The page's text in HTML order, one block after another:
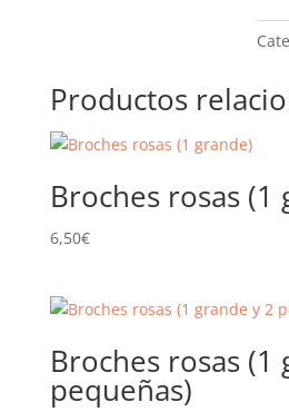
Productos
Broches rosas (1
6,50€
Broches rosas (1
pequeñas)